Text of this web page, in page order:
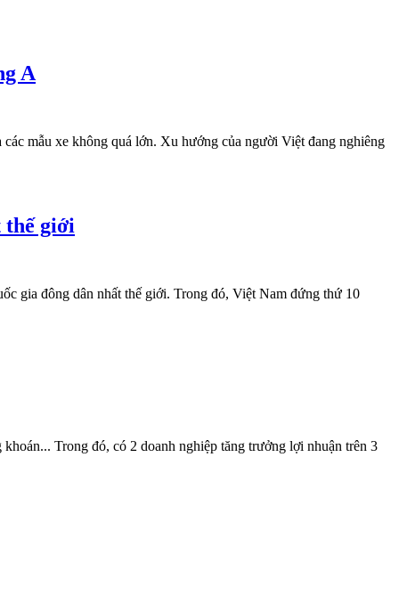
A
các mẫu xe không quá lớn. Xu hướng của người Việt đang nghiêng
thế giới
gia đông dân nhất thế giới. Trong đó, Việt Nam đứng thứ 10
Trong đó, có 2 doanh nghiệp tăng trưởng lợi nhuận trên 3